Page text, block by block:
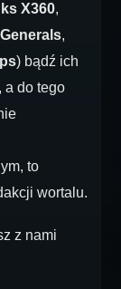
X360,
,
) bądź ich
a do tego
to
wortalu.
z nami